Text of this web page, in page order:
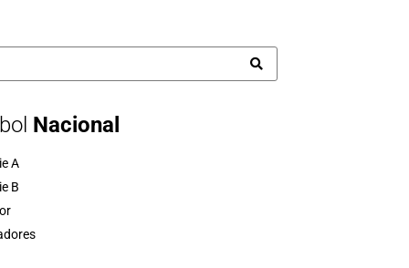
Nacional
A
B